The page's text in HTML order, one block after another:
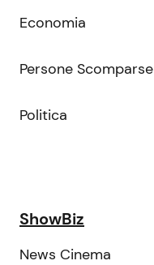
Economia
Persone Scomparse
Politica
ShowBiz
News Cinema